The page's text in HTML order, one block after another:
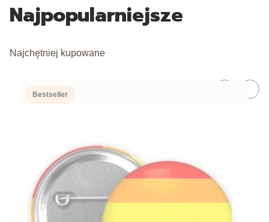
Najpopularniejsze
Najchętniej kupowane
Bestseller